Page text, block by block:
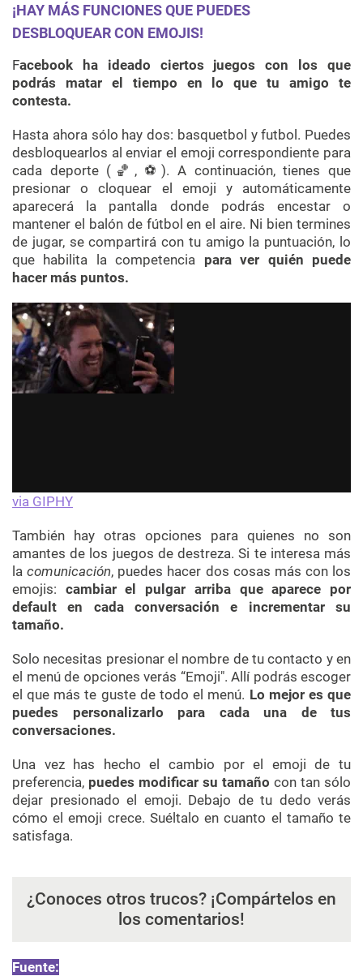
¡HAY MÁS FUNCIONES QUE PUEDES
DESBLOQUEAR CON EMOJIS!
Facebook ha ideado ciertos juegos con los que
podrás matar el tiempo en lo que tu amigo te
contesta.
Hasta ahora sólo hay dos: basquetbol yfutbol . Puedes
desbloquearlos al enviar el emoji correspondiente para
cada deporte (🏀, ⚽️). A continuación, tienes que
presionar o cloquear el emoji y automáticamente
aparecerá la pantalla donde podrás encestar o
mantener el balón de fútbol en el aire. Ni bien termines
de jugar, se compartirá con tu amigo la puntuación, lo
que habilita la competencia para ver quién puede
hacer más puntos.
via GIPHY
También hay otras opciones para quienes no son
amantes de los juegos de destreza. Si te interesa más
lacomunicación, puedes hacer dos cosas más con los
emojis: cambiar el pulgar arriba que aparece por
default en cada conversación e incrementar su
tamaño.
Solo necesitas presionar el nombre de tu contacto y en
el menú de opciones verás “Emoji". Allí podrás escoger
el que más te guste de todo el menú. Lo mejor es que
puedes personalizarlo para cada una de tus
conversaciones.
Una vez has hecho el cambio por el emoji de tu
preferencia, puedes modificar su tamaño con tan sólo
dejar presionado el emoji. Debajo de tu dedo verás
cómo el emoji crece. Suéltalo en cuanto el tamaño te
satisfaga.
¿Conoces otros trucos? ¡Compártelos en
los comentarios!
Fuente: